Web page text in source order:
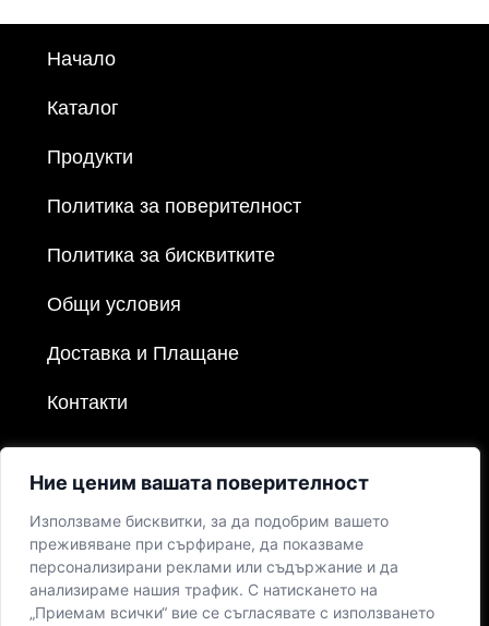
Ние ценим вашата поверителност
Използваме бисквитки, за да подобрим вашето
преживяване при сърфиране, да показваме
персонализирани реклами или съдържание и да
анализираме нашия трафик. С натискането на
„Приемам всички“ вие се съгласявате с използването
Начало
Каталог
Продукти
Политика за поверителност
Политика за бисквитките
Общи условия
Доставка и Плащане
Контакти